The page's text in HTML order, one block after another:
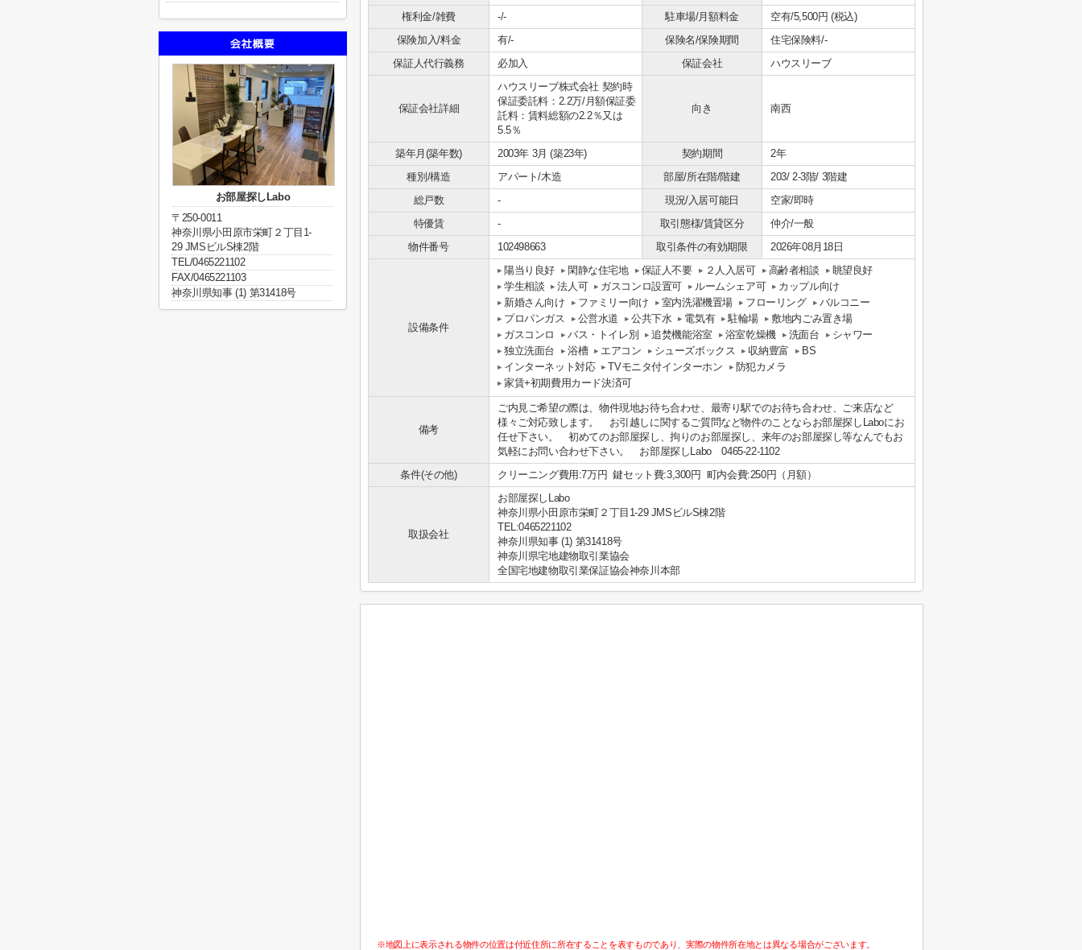
権利金/雑費
-/- 駐車場/月額料金
空有/5,500円 (税込)
保険加入/料金
有/- 保険名/保険期間
住宅保険料/-
保証人代行義務
必加入 保証会社 ハウスリーブ
保証会社詳細
ハウスリーブ株式会社 契約時
保証委託料：2.2万/月額保証委
託料：賃料総額の2.2％又は
5.5％
向き 南西
築年月(築年数) 2003年 3月 (築23年) 契約期間
2年
種別/構造
アパート/木造 部屋/所在階/階建
203/ 2-3階/ 3階建
総戸数
- 現況/入居可能日
空家/即時
特優賃
- 取引態様/賃貸区分
仲介/一般
物件番号
102498663 取引条件の有効期限 2026年08月18日
設備条件
陽当り良好 閑静な住宅地 保証人不要 ２人入居可 高齢者相談
眺望良好
学生相談
法人可 ガスコンロ設置可 ルームシェア可
カップル向け
新婚さん向け
ファミリー向け 室内洗濯機置場 フローリング
バルコニー
プロパンガス
公営水道 公共下水 電気有 駐輪場
敷地内ごみ置き場
ガスコンロ
バス・トイレ別 追焚機能浴室 浴室乾燥機 洗面台
シャワー
独立洗面台
浴槽 エアコン シューズボックス 収納豊富
BS
インターネット対応
TVモニタ付インターホン
防犯カメラ
家賃+初期費用カード決済可
備考
ご内見ご希望の際は、物件現地お待ち合わせ、最寄り駅でのお待ち合わせ、ご来店など
様々ご対応致します。 お引越しに関するご質問など物件のことならお部屋探しLaboにお
任せ下さい。 初めてのお部屋探し、拘りのお部屋探し、来年のお部屋探し等なんでもお
気軽にお問い合わせ下さい。 お部屋探しLabo 0465-22-1102
条件(その他)
クリーニング費用:7万円 鍵セット費:3,300円 町内会費:250円（月額）
取扱会社
お部屋探しLabo
神奈川県小田原市栄町２丁目1-29 JMSビルS棟2階
TEL:0465221102
神奈川県知事 (1) 第31418号
神奈川県宅地建物取引業協会
全国宅地建物取引業保証協会神奈川本部
※地図上に表示される物件の位置は付近住所に所在することを表すものであり、実際の物件所在地とは異なる場合がございます。
お部屋探しLabo
〒250-0011
神奈川県小田原市栄町２丁目1-
29 JMSビルS棟2階
TEL/0465221102
FAX/0465221103
神奈川県知事 (1) 第31418号